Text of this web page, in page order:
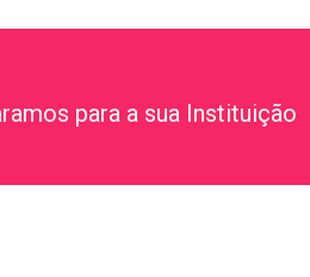
para a sua Instituição